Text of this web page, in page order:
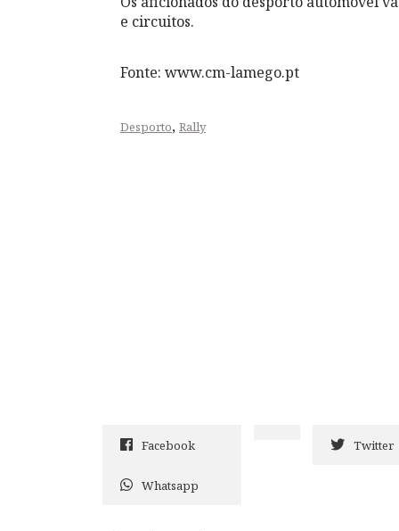
e circuitos.
Fonte: www.cm-lamego.pt
Desporto, Rally
Facebook Twitter
Whatsapp